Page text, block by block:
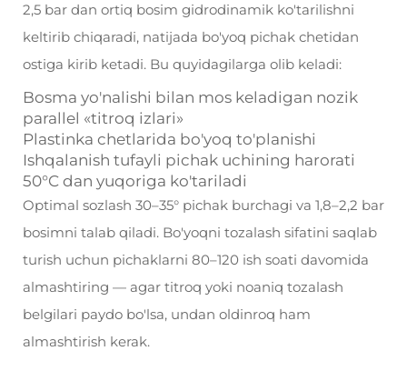
2,5 bar dan ortiq bosim gidrodinamik ko'tarilishni
keltirib chiqaradi, natijada bo'yoq pichak chetidan
ostiga kirib ketadi. Bu quyidagilarga olib keladi:
Bosma yo'nalishi bilan mos keladigan nozik
parallel «titroq izlari»
Plastinka chetlarida bo'yoq to'planishi
Ishqalanish tufayli pichak uchining harorati
50°C dan yuqoriga ko'tariladi
Optimal sozlash 30–35° pichak burchagi va 1,8–2,2 bar
bosimni talab qiladi. Bo'yoqni tozalash sifatini saqlab
turish uchun pichaklarni 80–120 ish soati davomida
almashtiring — agar titroq yoki noaniq tozalash
belgilari paydo bo'lsa, undan oldinroq ham
almashtirish kerak.